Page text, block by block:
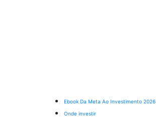
Ebook Da Meta Ao Investimento 2026
Onde investir